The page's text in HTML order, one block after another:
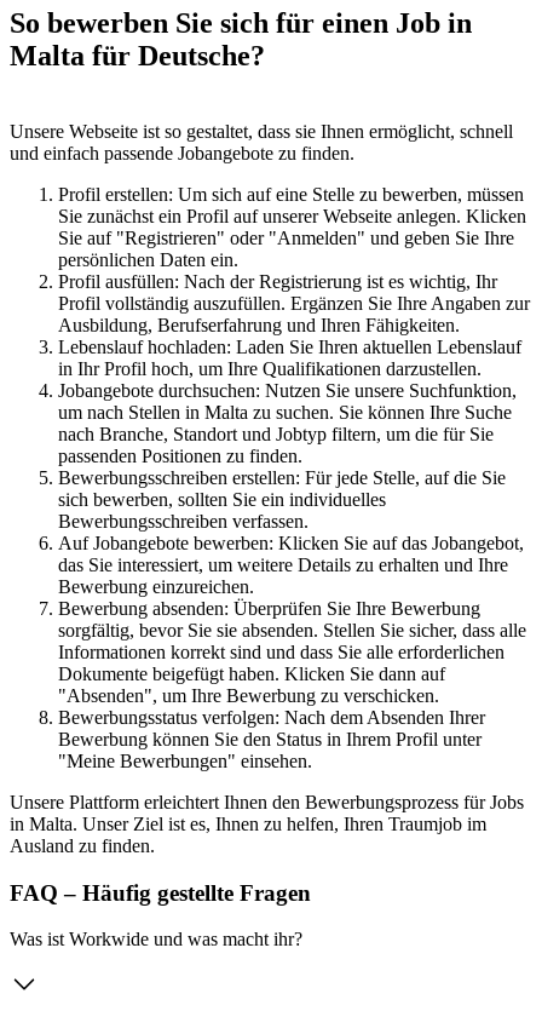
So bewerben Sie sich für einen Job in
Malta für Deutsche?
Unsere Webseite ist so gestaltet, dass sie Ihnen ermöglicht, schnell
und einfach passende Jobangebote zu finden.
Profil erstellen: Um sich auf eine Stelle zu bewerben, müssen
Sie zunächst ein Profil auf unserer Webseite anlegen. Klicken
Sie auf "Registrieren" oder "Anmelden" und geben Sie Ihre
persönlichen Daten ein.
Profil ausfüllen: Nach der Registrierung ist es wichtig, Ihr
Profil vollständig auszufüllen. Ergänzen Sie Ihre Angaben zur
Ausbildung, Berufserfahrung und Ihren Fähigkeiten.
Lebenslauf hochladen: Laden Sie Ihren aktuellen Lebenslauf
in Ihr Profil hoch, um Ihre Qualifikationen darzustellen.
Jobangebote durchsuchen: Nutzen Sie unsere Suchfunktion,
um nach Stellen in Malta zu suchen. Sie können Ihre Suche
nach Branche, Standort und Jobtyp filtern, um die für Sie
passenden Positionen zu finden.
Bewerbungsschreiben erstellen: Für jede Stelle, auf die Sie
sich bewerben, sollten Sie ein individuelles
Bewerbungsschreiben verfassen.
Auf Jobangebote bewerben: Klicken Sie auf das Jobangebot,
das Sie interessiert, um weitere Details zu erhalten und Ihre
Bewerbung einzureichen.
Bewerbung absenden: Überprüfen Sie Ihre Bewerbung
sorgfältig, bevor Sie sie absenden. Stellen Sie sicher, dass alle
Informationen korrekt sind und dass Sie alle erforderlichen
Dokumente beigefügt haben. Klicken Sie dann auf
"Absenden", um Ihre Bewerbung zu verschicken.
Bewerbungsstatus verfolgen: Nach dem Absenden Ihrer
Bewerbung können Sie den Status in Ihrem Profil unter
"Meine Bewerbungen" einsehen.
Unsere Plattform erleichtert Ihnen den Bewerbungsprozess für Jobs
in Malta. Unser Ziel ist es, Ihnen zu helfen, Ihren Traumjob im
Ausland zu finden.
FAQ – Häufig gestellte Fragen
Was ist Workwide und was macht ihr?